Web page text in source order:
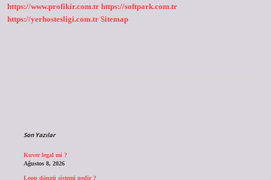
https://www.profikir.com.tr https://softpark.com.tr
https://yerhostesligi.com.tr Sitemap
Son Yazılar
Kuver legal mi ?
Ağustos 8, 2026
Loop döngü sistemi nedir ?